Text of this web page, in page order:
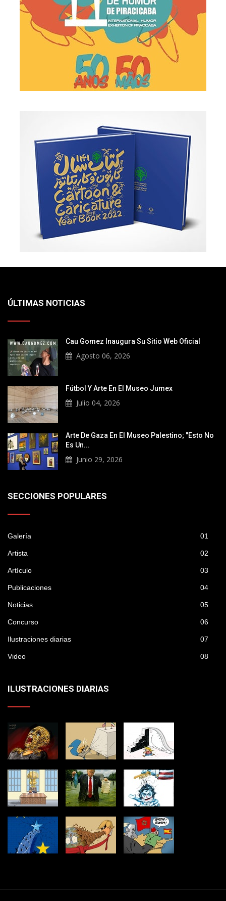
ÚLTIMAS NOTICIAS
Cau Gomez Inaugura Su Sitio Web Oficial
Agosto 06, 2026
Fútbol Y Arte En El Museo Jumex
Julio 04, 2026
Arte De Gaza En El Museo Palestino; "Esto No
Es Un...
Junio 29, 2026
SECCIONES POPULARES
Galería 01
Artista 02
Artículo 03
Publicaciones 04
Noticias 05
Concurso 06
Ilustraciones diarias 07
Video 08
ILUSTRACIONES DIARIAS